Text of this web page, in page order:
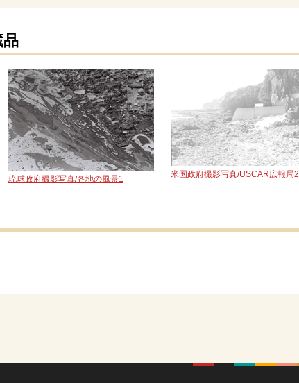
品
琉球政府撮影写真/各地の風景1 米国政府撮影写真/USCAR広報局2